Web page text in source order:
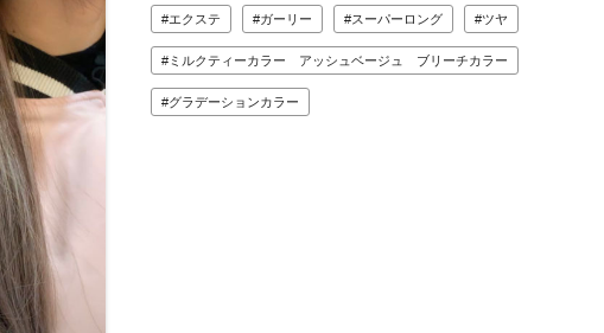
エクステ ガーリー スーパーロング ツヤ
ミルクティーカラー アッシュベージュ ブリーチカラー
グラデーションカラー